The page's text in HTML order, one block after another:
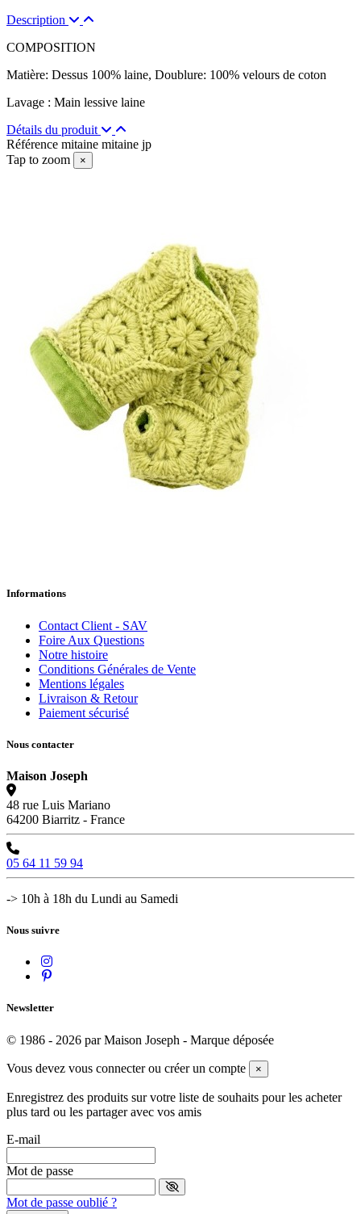
Description
COMPOSITION
Matière: Dessus 100% laine, Doublure: 100% velours de coton
Lavage : Main lessive laine
Détails du produit
Référence mitaine mitaine jp
Tap to zoom
×
Informations
Contact Client - SAV
Foire Aux Questions
Notre histoire
Conditions Générales de Vente
Mentions légales
Livraison & Retour
Paiement sécurisé
Nous contacter
Maison Joseph
48 rue Luis Mariano
64200 Biarritz - France
05 64 11 59 94
-> 10h à 18h du Lundi au Samedi
Nous suivre
Newsletter
© 1986 - 2026 par Maison Joseph - Marque déposée
Vous devez vous connecter ou créer un compte ×
Enregistrez des produits sur votre liste de souhaits pour les acheter
plus tard ou les partager avec vos amis
E-mail
Mot de passe
Mot de passe oublié ?